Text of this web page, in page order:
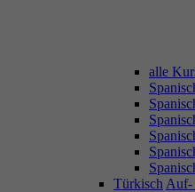
alle
Türkisch Auf-